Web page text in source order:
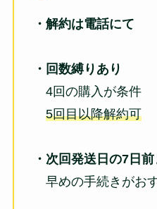
・解約は電話にて
・回数縛りあり
4回の購入が条件
5回目以降解約可
・次回発送日の7日
早めの手続きがお